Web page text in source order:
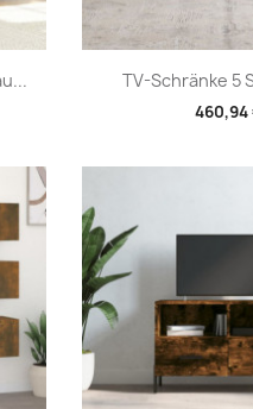
TV-Schränke 5
460,94
